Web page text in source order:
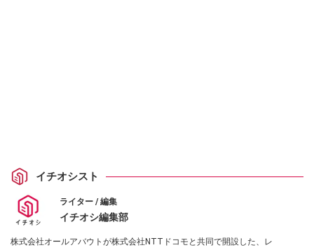
イチオシスト
ライター / 編集
イチオシ編集部
株式会社オールアバウトが株式会社NTTドコモと共同で開設した、レ